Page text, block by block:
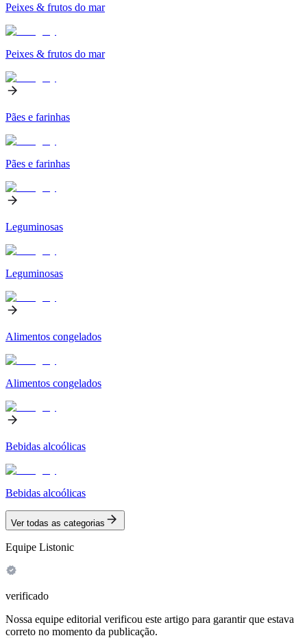
Peixes & frutos do mar
Peixes & frutos do mar
Pães e farinhas
Pães e farinhas
Leguminosas
Leguminosas
Alimentos congelados
Alimentos congelados
Bebidas alcoólicas
Bebidas alcoólicas
Ver todas as categorias
Equipe Listonic
verificado
Nossa equipe editorial verificou este artigo para garantir que estava
correto no momento da publicação.